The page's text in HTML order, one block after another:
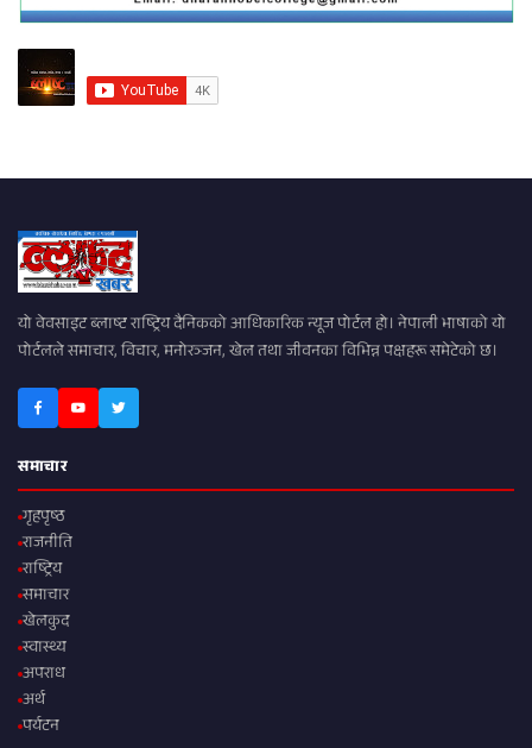
यो वेवसाइट ब्लाष्ट राष्ट्रिय दैनिकको आधिकारिक न्यूज पोर्टल हो। नेपाली भाषाको यो
पोर्टलले समाचार, विचार, मनोरञ्जन, खेल तथा जीवनका विभिन्न पक्षहरू समेटेको छ।
समाचार
गृहपृष्ठ
राजनीति
राष्ट्रिय
समाचार
खेलकुद
स्वास्थ्य
अपराध
अर्थ
पर्यटन